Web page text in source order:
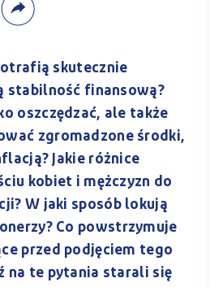
skutecznie
stabilność finansową?
oszczędzać, ale także
zgromadzone środki,
Jakie różnice
kobiet i mężczyzn do
W jaki sposób lokują
Co powstrzymuje
przed podjęciem tego
na te pytania starali się